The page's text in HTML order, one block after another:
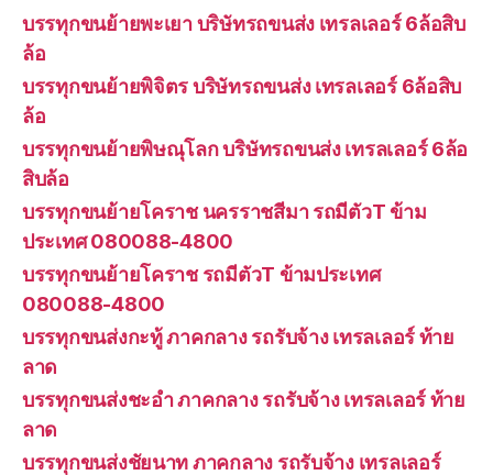
บรรทุกขนย้ายพะเยา บริษัทรถขนส่ง เทรลเลอร์ 6ล้อสิบ
ล้อ
บรรทุกขนย้ายพิจิตร บริษัทรถขนส่ง เทรลเลอร์ 6ล้อสิบ
ล้อ
บรรทุกขนย้ายพิษณุโลก บริษัทรถขนส่ง เทรลเลอร์ 6ล้อ
สิบล้อ
บรรทุกขนย้ายโคราช นครราชสีมา รถมีตัวT ข้าม
ประเทศ 080088-4800
บรรทุกขนย้ายโคราช รถมีตัวT ข้ามประเทศ
080088-4800
บรรทุกขนส่งกะทู้ ภาคกลาง รถรับจ้าง เทรลเลอร์ ท้าย
ลาด
บรรทุกขนส่งชะอำ ภาคกลาง รถรับจ้าง เทรลเลอร์ ท้าย
ลาด
บรรทุกขนส่งชัยนาท ภาคกลาง รถรับจ้าง เทรลเลอร์